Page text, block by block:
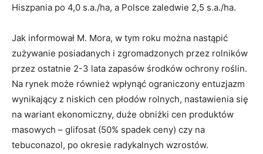
Hiszpania po 4,0 s.a./ha, a Polsce zaledwie 2,5 s.a./ha.
Jak informował M. Mora, w tym roku można nastąpić
zużywanie posiadanych i zgromadzonych przez rolników
przez ostatnie 2-3 lata zapasów środków ochrony roślin.
Na rynek może również wpłynąć ograniczony entuzjazm
wynikający z niskich cen płodów rolnych, nastawienia się
na wariant ekonomiczny, duże obniżki cen produktów
masowych – glifosat (50% spadek ceny) czy na
tebuconazol, po okresie radykalnych wzrostów.